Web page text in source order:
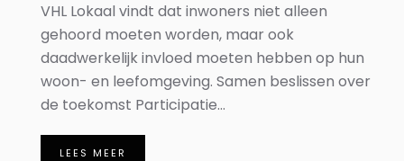
VHL Lokaal vindt dat inwoners niet alleen
gehoord moeten worden, maar ook
daadwerkelijk invloed moeten hebben op hun
woon- en leefomgeving. Samen beslissen over
de toekomst Participatie...
LEES MEER